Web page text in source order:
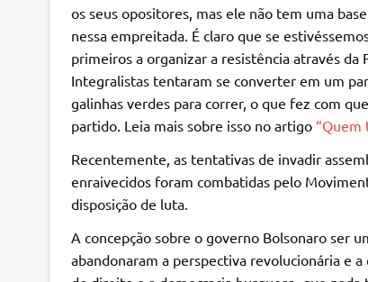
os seus opositores, mas ele não tem uma
nessa empreitada. É claro que se
primeiros a organizar a resistência através
Integralistas tentaram se converter em um
galinhas verdes para correr, o que fez com
partido. Leia mais sobre isso no artigo “Quem
Recentemente, as tentativas de invadir
enraivecidos foram combatidas pelo
disposição de luta.
A concepção sobre o governo Bolsonaro ser
abandonaram a perspectiva revolucionária e